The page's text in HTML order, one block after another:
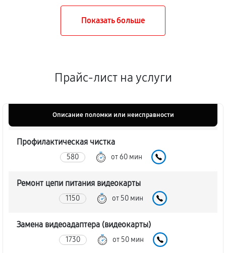
Прайс-лист на услуги
Описание поломки или неисправности
Профилактическая чистка
580 от 60 мин
Ремонт цепи питания видеокарты
1150 от 50 мин
Замена видеоадаптера (видеокарты)
1730 от 50 мин